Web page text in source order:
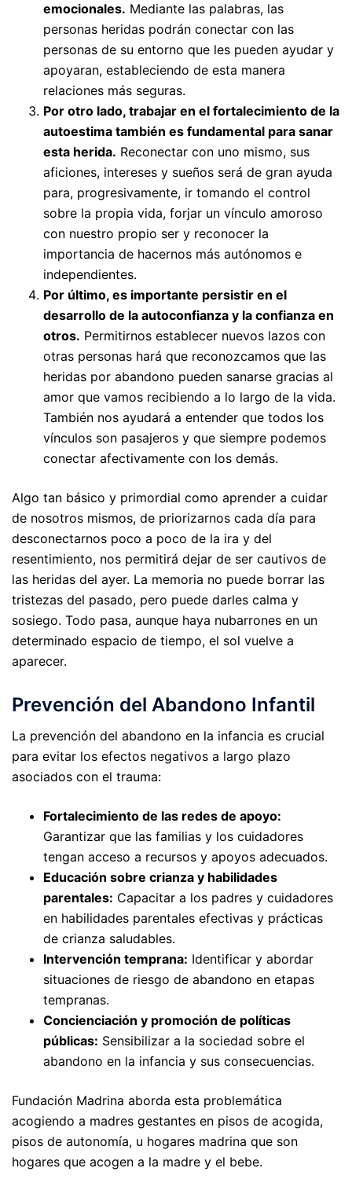
emocionales. Mediante las palabras, las
personas heridas podrán conectar con las
personas de su entorno que les pueden ayudar y
apoyaran, estableciendo de esta manera
relaciones más seguras.
Por otro lado, trabajar en el fortalecimiento de la
autoestima también es fundamental para sanar
esta herida. Reconectar con uno mismo, sus
aficiones, intereses y sueños será de gran ayuda
para, progresivamente, ir tomando el control
sobre la propia vida, forjar un vínculo amoroso
con nuestro propio ser y reconocer la
importancia de hacernos más autónomos e
independientes.
Por último, es importante persistir en el
desarrollo de la autoconfianza y la confianza en
otros. Permitirnos establecer nuevos lazos con
otras personas hará que reconozcamos que las
heridas por abandono pueden sanarse gracias al
amor que vamos recibiendo a lo largo de la vida.
También nos ayudará a entender que todos los
vínculos son pasajeros y que siempre podemos
conectar afectivamente con los demás.
Algo tan básico y primordial como aprender a cuidar
de nosotros mismos, de priorizarnos cada día para
desconectarnos poco a poco de la ira y del
resentimiento, nos permitirá dejar de ser cautivos de
las heridas del ayer. La memoria no puede borrar las
tristezas del pasado, pero puede darles calma y
sosiego. Todo pasa, aunque haya nubarrones en un
determinado espacio de tiempo, el sol vuelve a
aparecer.
Prevención del Abandono Infantil
La prevención del abandono en la infancia es crucial
para evitar los efectos negativos a largo plazo
asociados con el trauma:
Fortalecimiento de las redes de apoyo:
Garantizar que las familias y los cuidadores
tengan acceso a recursos y apoyos adecuados.
Educación sobre crianza y habilidades
parentales: Capacitar a los padres y cuidadores
en habilidades parentales efectivas y prácticas
de crianza saludables.
Intervención temprana: Identificar y abordar
situaciones de riesgo de abandono en etapas
tempranas.
Concienciación y promoción de políticas
públicas: Sensibilizar a la sociedad sobre el
abandono en la infancia y sus consecuencias.
Fundación Madrina aborda esta problemática
acogiendo a madres gestantes en pisos de acogida,
pisos de autonomía, u hogares madrina que son
hogares que acogen a la madre y el bebe.